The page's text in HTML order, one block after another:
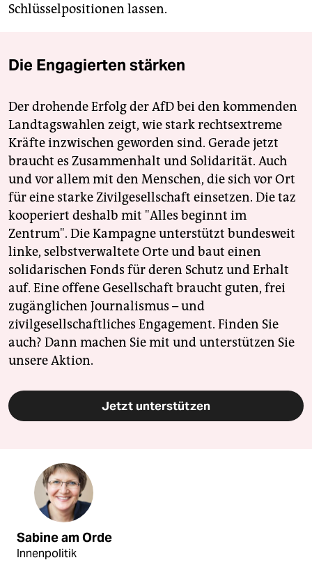
Schlüsselpositionen lassen.
Die Engagierten stärken
Der drohende Erfolg der AfD bei den kommenden
Landtagswahlen zeigt, wie stark rechtsextreme
Kräfte inzwischen geworden sind. Gerade jetzt
braucht es Zusammenhalt und Solidarität. Auch
und vor allem mit den Menschen, die sich vor Ort
für eine starke Zivilgesellschaft einsetzen. Die taz
kooperiert deshalb mit "Alles beginnt im
Zentrum". Die Kampagne unterstützt bundesweit
linke, selbstverwaltete Orte und baut einen
solidarischen Fonds für deren Schutz und Erhalt
auf. Eine offene Gesellschaft braucht guten, frei
zugänglichen Journalismus – und
zivilgesellschaftliches Engagement. Finden Sie
auch? Dann machen Sie mit und unterstützen Sie
unsere Aktion.
Jetzt unterstützen
Sabine am Orde
Innenpolitik